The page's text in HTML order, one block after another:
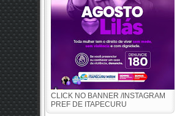
CLICK NO BANNER /INSTAGRAM
PREF DE ITAPECURU